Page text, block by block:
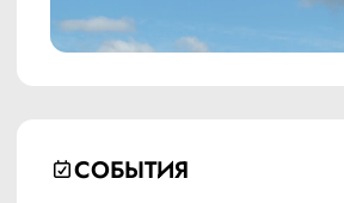
СОБЫТИЯ